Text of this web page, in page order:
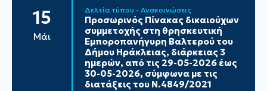
15
Μάι
Δελτία τύπου - Ανακοινώσεις
Προσωρινός Πίνακας δικαιούχων
συμμετοχής στη θρησκευτική
Εμποροπανήγυρη Βαλτερού του
Δήμου Ηράκλειας, διάρκειας 3
ημερών, από τις 29-05-2026 έως
30-05-2026, σύμφωνα με τις
διατάξεις του Ν.4849/2021